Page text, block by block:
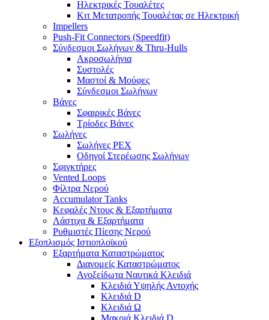
Ηλεκτρικές Τουαλέτες
Κιτ Μετατροπής Τουαλέτας σε Ηλεκτρική
Impellers
Push-Fit Connectors (Speedfit)
Σύνδεσμοι Σωλήνων & Thru-Hulls
Ακροσωλήνια
Συστολές
Μαστοί & Μούφες
Σύνδεσμοι Σωλήνων
Βάνες
Σφαιρικές Βάνες
Τρίοδες Βάνες
Σωλήνες
Σωλήνες PEX
Οδηγοί Στερέωσης Σωλήνων
Σφιγκτήρες
Vented Loops
Φίλτρα Νερού
Accumulator Tanks
Κεφαλές Ντους & Εξαρτήματα
Λάστιχα & Εξαρτήματα
Ρυθμιστές Πίεσης Νερού
Εξοπλισμός Ιστιοπλοϊκού
Εξαρτήματα Καταστρώματος
Διανομείς Καταστρώματος
Ανοξείδωτα Ναυτικά Κλειδιά
Κλειδιά Υψηλής Αντοχής
Κλειδιά D
Κλειδιά Ω
Μακριά Κλειδιά D